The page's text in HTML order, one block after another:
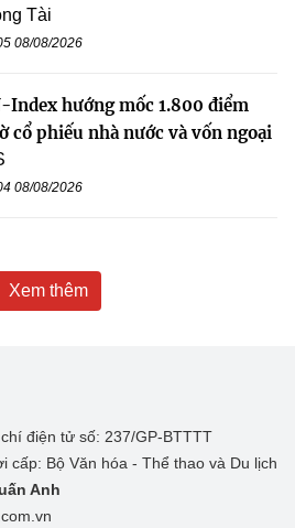
Tài
08/08/2026
Index hướng mốc 1.800 điểm
cổ phiếu nhà nước và vốn ngoại
08/08/2026
Xem thêm
điện tử số: 237/GP-BTTTT
cấp: Bộ Văn hóa - Thể thao và Du lịch
Anh